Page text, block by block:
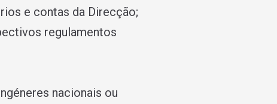
e contas da Direcção;
regulamentos
nacionais ou